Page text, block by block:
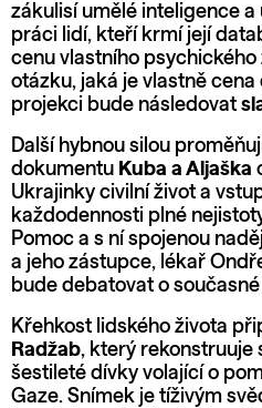
zákulisí umělé inteligence
práci lidí, kteří krmí její
cenu vlastního psychického
otázku, jaká je vlastně
projekci bude následovat
Další hybnou silou
dokumentu Kuba a Aljaška
Ukrajinky civilní život a
každodennosti plné
Pomoc a s ní spojenou
a jeho zástupce, lékař
bude debatovat o
Křehkost lidského života
Radžab, který rekonstruuje
šestileté dívky volající o
Gaze. Snímek je tíživým